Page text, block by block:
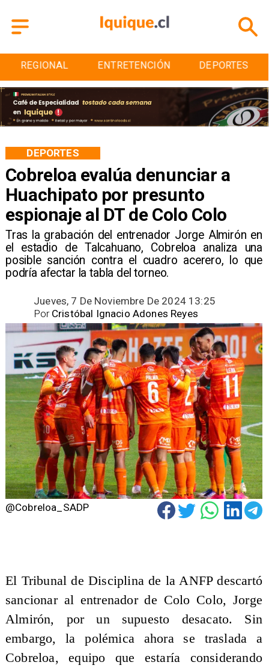
REGIONAL ENTRETENCIÓN DEPORTES
Cobreloa evalúa denunciar a
Huachipato por presunto
espionaje al DT de Colo Colo
​Tras la grabación del entrenador Jorge Almirón en
el estadio de Talcahuano, Cobreloa analiza una
posible sanción contra el cuadro acerero, lo que
podría afectar la tabla del torneo.
DEPORTES
Jueves, 7 De Noviembre De 2024 13:25
Cristóbal Ignacio Adones Reyes
Por
@Cobreloa_SADP
El Tribunal de Disciplina de la ANFP descartó
sancionar al entrenador de Colo Colo, Jorge
Almirón, por un supuesto desacato. Sin
embargo, la polémica ahora se traslada a
Cobreloa, equipo que estaría considerando